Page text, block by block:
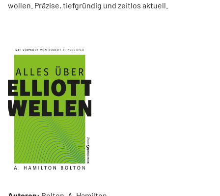
wollen. Präzise, tiefgründig und zeitlos aktuell.